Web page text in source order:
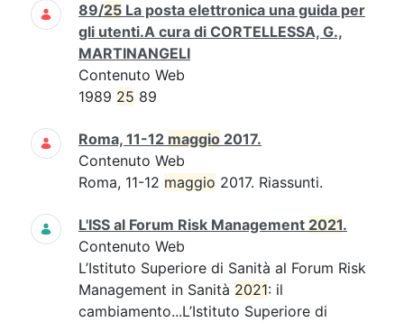
89/25 La posta elettronica una guida per
gli utenti.A cura di CORTELLESSA, G.,
MARTINANGELI
Contenuto Web
1989 25 89
Roma, 11-12 maggio 2017.
Contenuto Web
Roma, 11-12 maggio 2017. Riassunti.
L'ISS al Forum Risk Management 2021.
Contenuto Web
L’Istituto Superiore di Sanità al Forum Risk
Management in Sanità 2021: il
cambiamento...L’Istituto Superiore di